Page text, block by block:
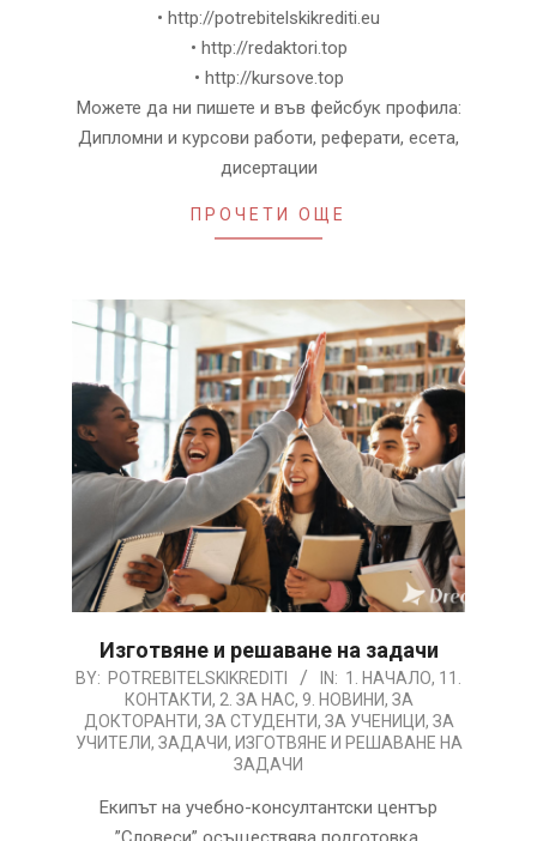
• http://potrebitelskikrediti.eu
• http://redaktori.top
• http://kursove.top
Можете да ни пишете и във фейсбук профила:
Дипломни и курсови работи, реферати, есета,
дисертации
ПРОЧЕТИ ОЩЕ
Изготвяне и решаване на задачи
2026-
05
BY: POTREBITELSKIKREDITI IN: 1. НАЧАЛО, 11.
КОНТАКТИ, 2. ЗА НАС, 9. НОВИНИ, ЗА
ДОКТОРАНТИ, ЗА СТУДЕНТИ, ЗА УЧЕНИЦИ, ЗА
УЧИТЕЛИ, ЗАДАЧИ, ИЗГОТВЯНЕ И РЕШАВАНЕ НА
ЗАДАЧИ
Екипът на учебно-консултантски център